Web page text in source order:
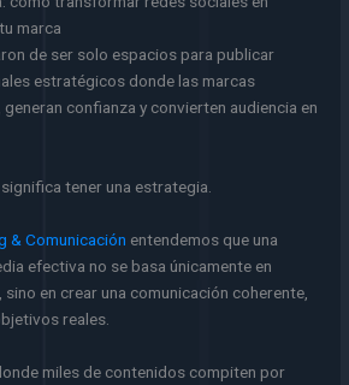
marca
de ser solo espacios para publicar
estratégicos donde las marcas
confianza y convierten audiencia en
tener una estrategia.
& Comunicación entendemos que una
efectiva no se basa únicamente en
en crear una comunicación coherente,
reales.
miles de contenidos compiten por